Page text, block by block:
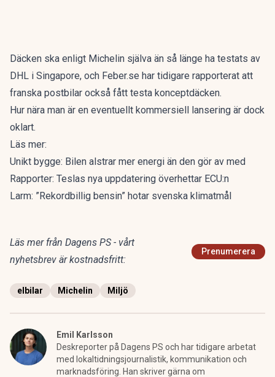
Däcken ska enligt Michelin själva än så länge ha testats av
DHL i Singapore, och Feber.se har tidigare rapporterat att
franska postbilar också fått testa konceptdäcken.
Hur nära man är en eventuellt kommersiell lansering är dock
oklart.
Läs mer:
Unikt bygge: Bilen alstrar mer energi än den gör av med
Rapporter: Teslas nya uppdatering överhettar ECU:n
Larm: ”Rekordbillig bensin” hotar svenska klimatmål
Läs mer från Dagens PS - vårt
nyhetsbrev är kostnadsfritt:
Prenumerera
elbilar Michelin Miljö
Emil Karlsson
Deskreporter på Dagens PS och har tidigare arbetat
med lokaltidningsjournalistik, kommunikation och
marknadsföring. Han skriver gärna om